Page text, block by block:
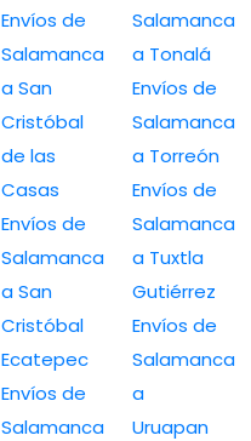
Envíos de
Salamanca
a San
Cristóbal
de las
Casas
Envíos de
Salamanca
a San
Cristóbal
Ecatepec
Envíos de
Salamanca
Salamanca
a Tonalá
Envíos de
Salamanca
a Torreón
Envíos de
Salamanca
a Tuxtla
Gutiérrez
Envíos de
Salamanca
a
Uruapan